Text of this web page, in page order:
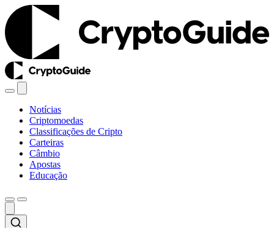
Notícias
Criptomoedas
Classificações de Cripto
Carteiras
Câmbio
Apostas
Educação